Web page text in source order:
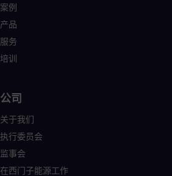
案例
产品
服务
培训
公司
关于我们
执行委员会
监事会
在西门子能源工作